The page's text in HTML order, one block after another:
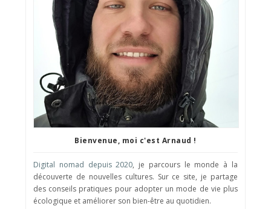
Bienvenue, moi c'est Arnaud !
Digital nomad depuis 2020, je parcours le monde à la
découverte de nouvelles cultures. Sur ce site, je partage
des conseils pratiques pour adopter un mode de vie plus
écologique et améliorer son bien-être au quotidien.